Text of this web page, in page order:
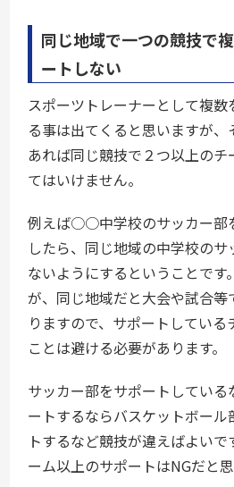
同じ地域で一つの競技で
ートしない
スポーツトレーナーとして複
る事は出てくると思いますが
あれば同じ競技で２つ以上の
てはいけません。
例えば○○中学校のサッカー部
したら、同じ地域の中学校の
ないようにするということです
が、同じ地域だと大会や試合等
りますので、サポートしてい
ことは避ける必要があります。
サッカー部をサポートしてい
ートするならバスケットボー
トするなど競技が違えばよい
ーム以上のサポートはNGだと思